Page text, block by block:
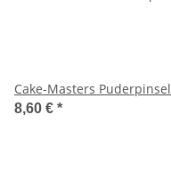
Cake-Masters Puderpinsel
8,60 € *